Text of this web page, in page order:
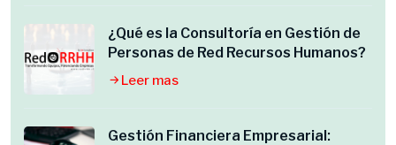
¿Qué es la Consultoría en Gestión de
Personas de Red Recursos Humanos?
Leer mas
Gestión Financiera Empresarial: